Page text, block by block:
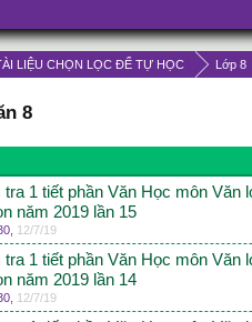
LIỆU CHỌN LỌC ĐỂ TỰ HỌC Lớp 8
8
1 tiết phần Văn Học môn Văn
năm 2019 lần 15
12/7/19
1 tiết phần Văn Học môn Văn
năm 2019 lần 14
12/7/19